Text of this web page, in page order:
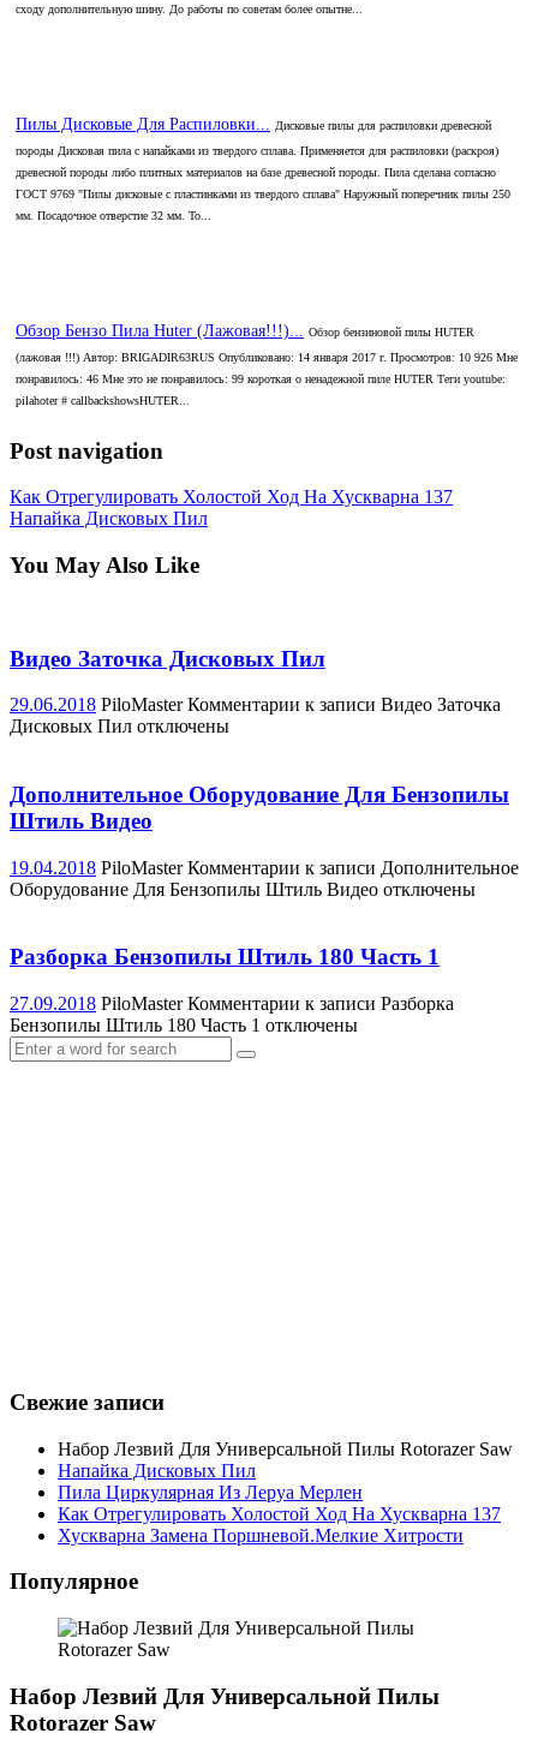
сходу дополнительную шину. До работы по советам более опытне...
Пилы Дисковые Для Распиловки...
Дисковые пилы для распиловки древесной
породы Дисковая пила с напайками из твердого сплава. Применяется для распиловки (раскроя)
древесной породы либо плитных материалов на базе древесной породы. Пила сделана согласно
ГОСТ 9769 "Пилы дисковые с пластинками из твердого сплава" Наружный поперечник пилы 250
мм. Посадочное отверстие 32 мм. То...
Обзор Бензо Пила Huter (Лажовая!!!)...
Обзор бензиновой пилы HUTER
(лажовая !!!) Автор: BRIGADIR63RUS Опубликовано: 14 января 2017 г. Просмотров: 10 926 Мне
понравилось: 46 Мне это не понравилось: 99 короткая о ненадежной пиле HUTER Теги youtube:
pilahoter # callbackshowsHUTER...
Post navigation
Как Отрегулировать Холостой Ход На Хускварна 137
Напайка Дисковых Пил
You May Also Like
Видео Заточка Дисковых Пил
29.06.2018 PiloMaster Комментарии к записи Видео Заточка
Дисковых Пил отключены
Дополнительное Оборудование Для Бензопилы
Штиль Видео
19.04.2018 PiloMaster Комментарии к записи Дополнительное
Оборудование Для Бензопилы Штиль Видео отключены
Разборка Бензопилы Штиль 180 Часть 1
27.09.2018 PiloMaster Комментарии к записи Разборка
Бензопилы Штиль 180 Часть 1 отключены
Свежие записи
Набор Лезвий Для Универсальной Пилы Rotorazer Saw
Напайка Дисковых Пил
Пила Циркулярная Из Леруа Мерлен
Как Отрегулировать Холостой Ход На Хускварна 137
Хускварна Замена Поршневой.Мелкие Хитрости
Популярное
Набор Лезвий Для Универсальной Пилы
Rotorazer Saw